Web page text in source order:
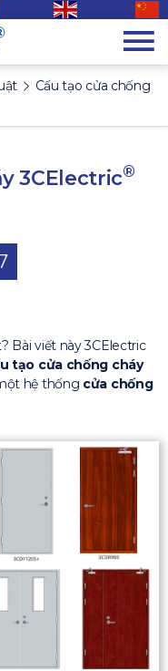
Cấu tạo cửa chống
3CElectric®
Bài viết này 3CElectric
tạo cửa chống cháy
hệ thống cửa chống